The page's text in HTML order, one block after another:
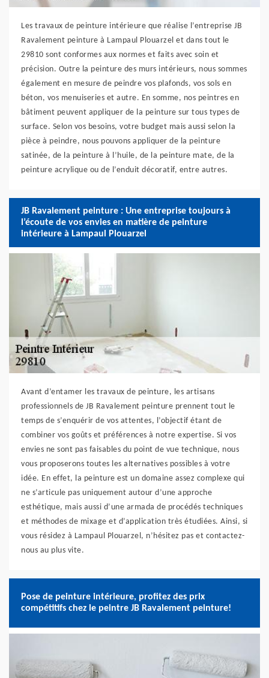
Les travaux de peinture intérieure que réalise l’entreprise JB
Ravalement peinture à Lampaul Plouarzel et dans tout le
29810 sont conformes aux normes et faits avec soin et
précision. Outre la peinture des murs intérieurs, nous sommes
également en mesure de peindre vos plafonds, vos sols en
béton, vos menuiseries et autre. En somme, nos peintres en
bâtiment peuvent appliquer de la peinture sur tous types de
surface. Selon vos besoins, votre budget mais aussi selon la
pièce à peindre, nous pouvons appliquer de la peinture
satinée, de la peinture à l’huile, de la peinture mate, de la
peinture acrylique ou de l’enduit décoratif, entre autres.
JB Ravalement peinture : Une entreprise toujours à
l’écoute de vos envies en matière de peinture
intérieure à Lampaul Plouarzel
Avant d’entamer les travaux de peinture, les artisans
professionnels de JB Ravalement peinture prennent tout le
temps de s’enquérir de vos attentes, l’objectif étant de
combiner vos goûts et préférences à notre expertise. Si vos
envies ne sont pas faisables du point de vue technique, nous
vous proposerons toutes les alternatives possibles à votre
idée. En effet, la peinture est un domaine assez complexe qui
ne s’articule pas uniquement autour d’une approche
esthétique, mais aussi d’une armada de procédés techniques
et méthodes de mixage et d’application très étudiées. Ainsi, si
vous résidez à Lampaul Plouarzel, n’hésitez pas et contactez-
nous au plus vite.
Pose de peinture intérieure, profitez des prix
compétitifs chez le peintre JB Ravalement peinture!